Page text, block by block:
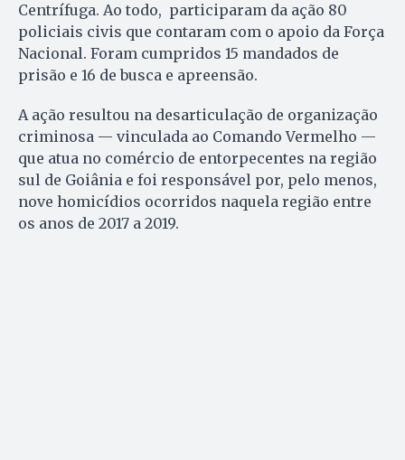
Centrífuga. Ao todo, participaram da ação 80
policiais civis que contaram com o apoio da Força
Nacional. Foram cumpridos 15 mandados de
prisão e 16 de busca e apreensão.
A ação resultou na desarticulação de organização
criminosa — vinculada ao Comando Vermelho —
que atua no comércio de entorpecentes na região
sul de Goiânia e foi responsável por, pelo menos,
nove homicídios ocorridos naquela região entre
os anos de 2017 a 2019.